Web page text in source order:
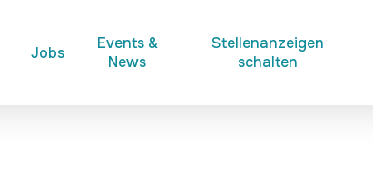
Jobs
Events &
News
Stellenanzeigen
schalten